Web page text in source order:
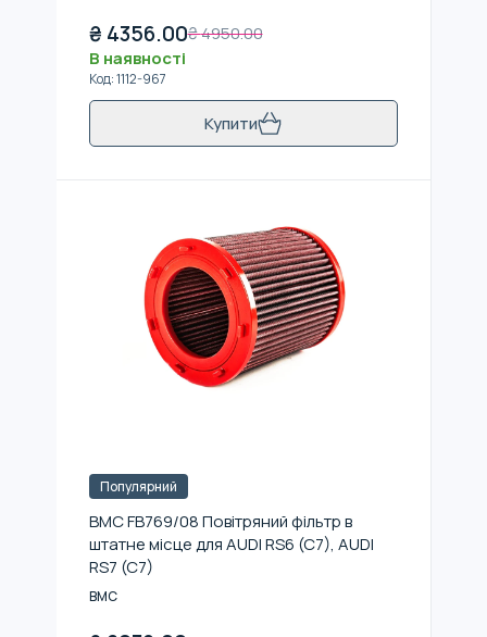
₴ 4356.00₴4950.00
В наявності
Код:1112-967
Купити
Популярний
BMC FB769/08 Повітряний фільтр в
штатне місце для AUDI RS6 (C7), AUDI
RS7 (C7)
BMC